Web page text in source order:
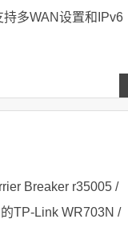
多WAN设置和IPv6
Breaker r35005 /
TP-Link WR703N /